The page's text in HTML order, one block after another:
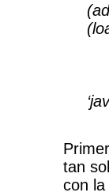
tan
con